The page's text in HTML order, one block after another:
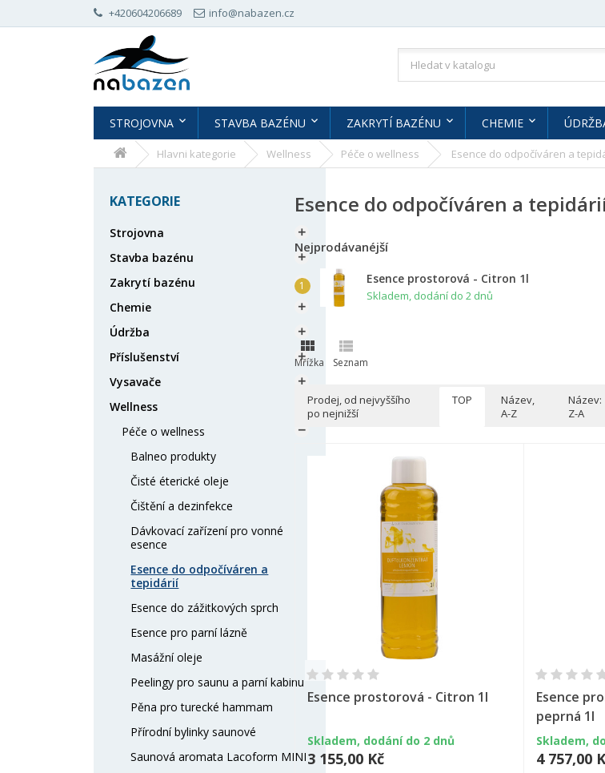
+420604206689 info@nabazen.cz
STROJOVNA STAVBA BAZÉNU ZAKRYTÍ BAZÉNU CHEMIE
Hlavni kategorie Wellness Péče o wellness Esence do odpočíváren a
KATEGORIE
Strojovna 
Stavba bazénu 
Zakrytí bazénu 
Chemie 
Údržba 
Příslušenství 
Vysavače 
Wellness
Péče o wellness 
Balneo produkty
Čisté éterické oleje
Čištění a dezinfekce
Dávkovací zařízení pro vonné
esence
Esence do odpočíváren a
tepidárií
Esence do zážitkových sprch
Esence pro parní lázně
Masážní oleje
Peelingy pro saunu a parní kabinu
Pěna pro turecké hammam
Přírodní bylinky saunové
Saunová aromata Lacoform MINI
Esence do odpočíváren a
Nejprodávanéjší
Esence prostorová - Citron 1l
Skladem, dodání do 2 dnů

Mřížka

Seznam
Prodej, od nejvyššího
po nejnižší
TOP
Název,
A-Z
Název:
Z-A
Esence prostorová - Citron 1l
Skladem, dodání do 2 dnů
3 155,00 Kč
Esence
peprná 1l
Skladem,
4 757,00